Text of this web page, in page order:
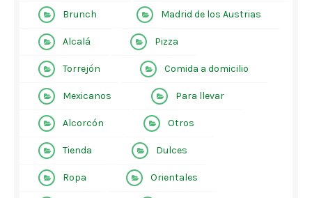
Brunch Madrid de los Austrias
Alcalá Pizza
Torrejón Comida a domicilio
Mexicanos Para llevar
Alcorcón Otros
Tienda Dulces
Ropa Orientales